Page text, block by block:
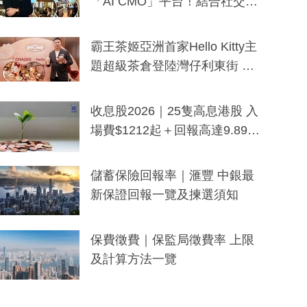
分鐘生成「貼地」宣傳短片
霸王茶姬亞洲首家Hello Kitty主
題超級茶倉登陸灣仔利東街 推
y及香港限定特調系列
收息股2026｜25隻高息港股 入
場費$1212起＋回報高達9.89
儲蓄保險回報率｜滙豐 中銀最
新保證回報一覽及揀選須知
保費徵費｜保監局徵費率 上限
及計算方法一覽